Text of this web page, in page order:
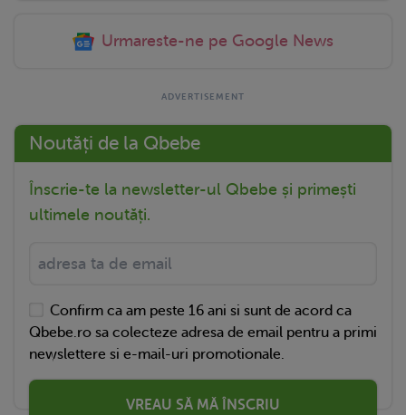
Urmareste-ne pe Google News
Noutăți de la Qbebe
Înscrie-te la newsletter-ul Qbebe și primești
ultimele noutăți.
Confirm ca am peste 16 ani si sunt de acord ca
Qbebe.ro sa colecteze adresa de email pentru a primi
newslettere si e-mail-uri promotionale.
VREAU SĂ MĂ ÎNSCRIU